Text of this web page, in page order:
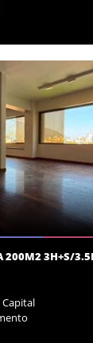
200M2 3H+S/